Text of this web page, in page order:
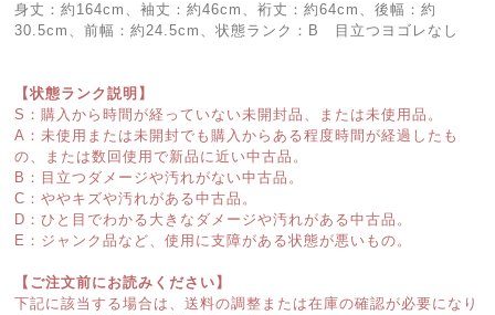
身丈：約164cm、袖丈：約46cm、裄丈：約64cm、後幅：約
30.5cm、前幅：約24.5cm、状態ランク：B 目立つヨゴレなし
【状態ランク説明】
S：購入から時間が経っていない未開封品、または未使用品。
A：未使用または未開封でも購入からある程度時間が経過したも
の、または数回使用で新品に近い中古品。
B：目立つダメージや汚れがない中古品。
C：ややキズや汚れがある中古品。
D：ひと目でわかる大きなダメージや汚れがある中古品。
E：ジャンク品など、使用に支障がある状態が悪いもの。
【ご注文前にお読みください】
下記に該当する場合は、送料の調整または在庫の確認が必要になり